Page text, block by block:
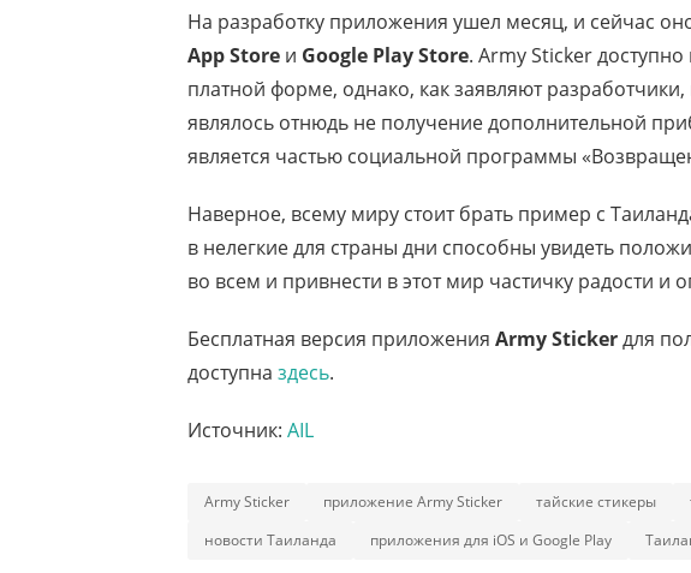
На разработку приложения ушел месяц, и сейчас
App Store и Google Play Store. Army Sticker доступно
платной форме, однако, как заявляют
являлось отнюдь не получение дополнительной
является частью социальной программы
Наверное, всему миру стоит брать пример с
в нелегкие для страны дни способны увидеть
во всем и привнести в этот мир частичку радости и
Бесплатная версия приложения Army Stickerдля
доступна здесь.
Источник: AIL
Army Sticker приложение Army Sticker тайские стикеры
новости Таиланда
приложения для iOS и Google Play